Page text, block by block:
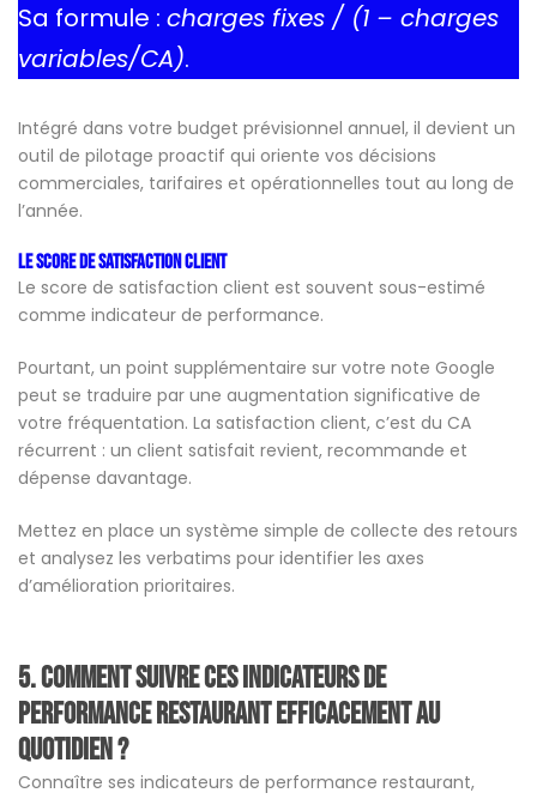
Sa formule : charges fixes / (1 – charges
variables/CA).
Intégré dans votre budget prévisionnel annuel, il devient un
outil de pilotage proactif qui oriente vos décisions
commerciales, tarifaires et opérationnelles tout au long de
l’année.
Le score de satisfaction client
Le score de satisfaction client est souvent sous-estimé
comme indicateur de performance.
Pourtant, un point supplémentaire sur votre note Google
peut se traduire par une augmentation significative de
votre fréquentation. La satisfaction client, c’est du CA
récurrent : un client satisfait revient, recommande et
dépense davantage.
Mettez en place un système simple de collecte des retours
et analysez les verbatims pour identifier les axes
d’amélioration prioritaires.
5.Comment suivre ces indicateurs de
performance restaurant efficacement au
quotidien ?
Connaître ses indicateurs de performance restaurant,